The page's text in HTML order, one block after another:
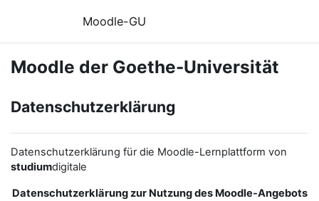
Moodle-GU
Moodle der Goethe-Universität
Datenschutzerklärung
Datenschutzerklärung für die Moodle-Lernplattform von
studiumdigitale
Datenschutzerklärung zur Nutzung des Moodle-Angebots